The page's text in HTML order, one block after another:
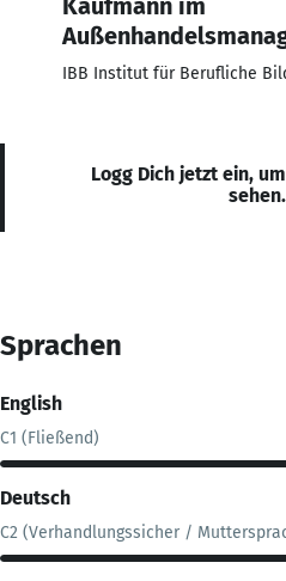
IBB Institut für Berufliche
Logg Dich jetzt ein,
sehen.
Sprachen
English
C1 (Fließend)
Deutsch
C2 (Verhandlungssicher /